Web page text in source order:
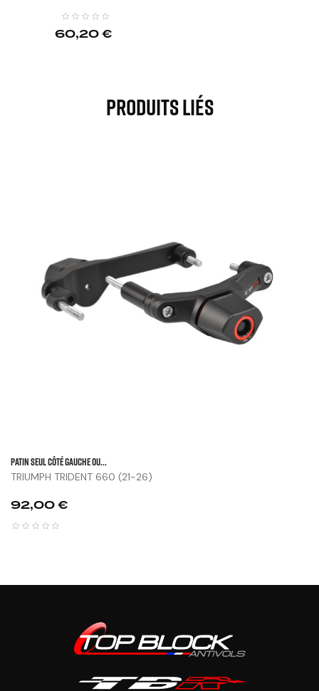
60,20 €
Produits Liés
Patin Seul Côté Gauche Ou...
TRIUMPH TRIDENT 660 (21-26)
Prix
92,00 €